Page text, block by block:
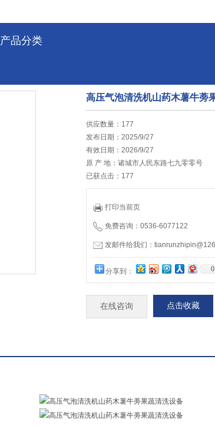
产品分类
高压气泡清洗机山药木薯牛蒡
供应数量：177
发布日期：2025/9/27
有效日期：2026/9/27
原 产 地：诸城市人民东路七九零零号
已获点击：177
打印当前页
免费咨询：0536-6077122
发邮件给我们：
分享到： 0
在线咨询 点击收藏